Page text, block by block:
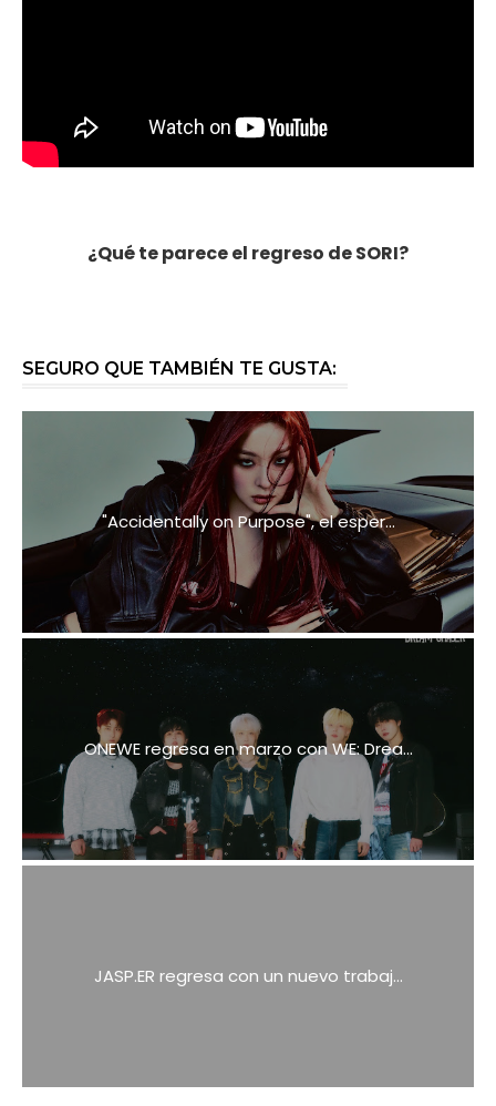
¿Qué te parece el regreso de SORI?
SEGURO QUE TAMBIÉN TE GUSTA:
"Accidentally on Purpose", el esper...
ONEWE regresa en marzo con WE: Drea...
JASP.ER regresa con un nuevo trabaj...